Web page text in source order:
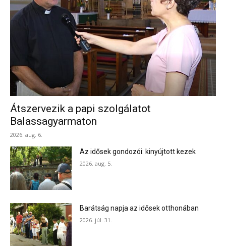
Átszervezik a papi szolgálatot
Balassagyarmaton
2026. aug. 6.
Az idősek gondozói: kinyújtott kezek
2026. aug. 5.
Barátság napja az idősek otthonában
2026. júl. 31.